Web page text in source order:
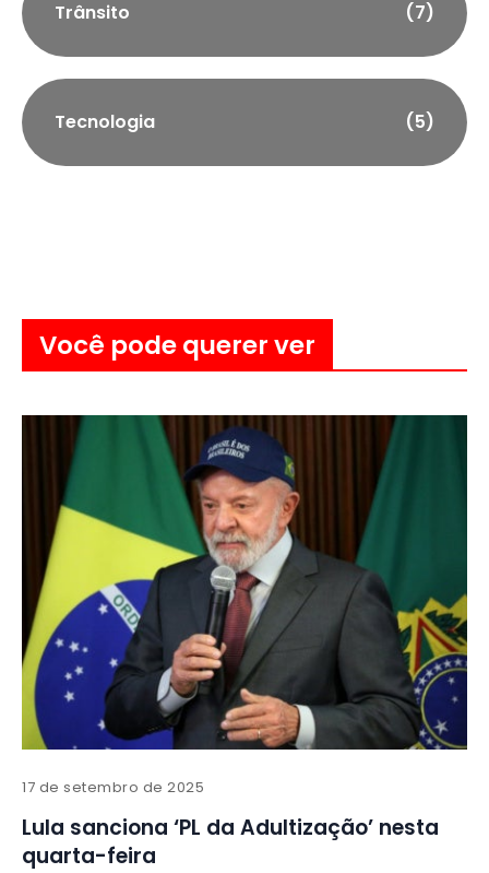
Trânsito (7)
Tecnologia (5)
Você pode querer ver
17 de setembro de 2025
Lula sanciona ‘PL da Adultização’ nesta
quarta-feira